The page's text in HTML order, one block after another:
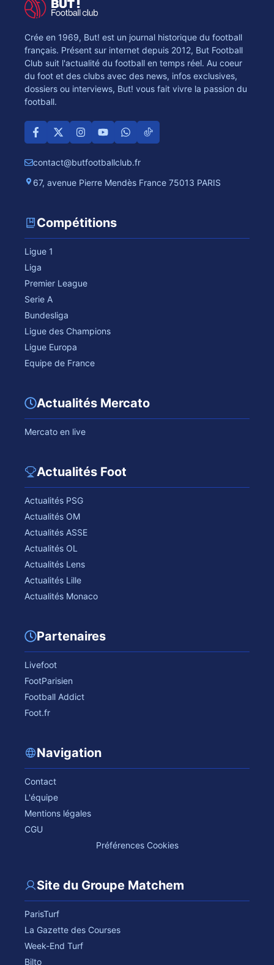
Crée en 1969, But! est un journal historique du football
français. Présent sur internet depuis 2012, But Football
Club suit l'actualité du football en temps réel. Au coeur
du foot et des clubs avec des news, infos exclusives,
dossiers ou interviews, But! vous fait vivre la passion du
football.
contact@butfootballclub.fr
67, avenue Pierre Mendès France 75013 PARIS
Compétitions
Ligue 1
Liga
Premier League
Serie A
Bundesliga
Ligue des Champions
Ligue Europa
Equipe de France
Actualités Mercato
Mercato en live
Actualités Foot
Actualités PSG
Actualités OM
Actualités ASSE
Actualités OL
Actualités Lens
Actualités Lille
Actualités Monaco
Partenaires
Livefoot
FootParisien
Football Addict
Foot.fr
Navigation
Contact
L'équipe
Mentions légales
CGU
Préférences Cookies
Site du Groupe Matchem
ParisTurf
La Gazette des Courses
Week-End Turf
Bilto